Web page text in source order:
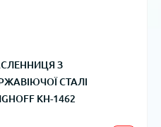
З
СТАЛІ
KH-1462